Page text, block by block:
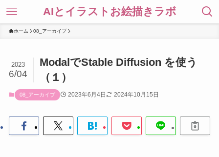
AIとイラストお絵描きラボ
ホーム 08_アーカイブ
ModalでStable Diffusion を使う
（１）
2023
6/04
08_アーカイブ 2023年6月4日 2024年10月15日